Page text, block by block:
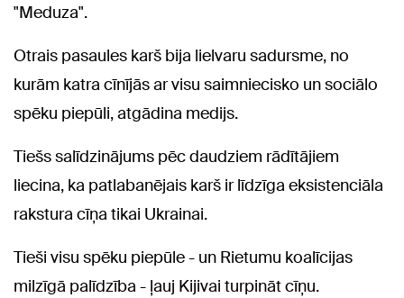
"Meduza".
Otrais pasaules karš bija lielvaru sadursme, no
kurām katra cīnījās ar visu saimniecisko un sociālo
spēku piepūli, atgādina medijs.
Tiešs salīdzinājums pēc daudziem rādītājiem
liecina, ka patlabanējais karš ir līdzīga eksistenciāla
rakstura cīņa tikai Ukrainai.
Tieši visu spēku piepūle - un Rietumu koalīcijas
milzīgā palīdzība - ļauj Kijivai turpināt cīņu.